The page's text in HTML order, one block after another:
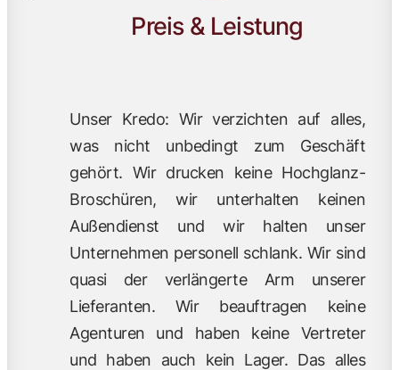
Preis & Leistung
Unser Kredo: Wir verzichten auf alles,
was nicht unbedingt zum Geschäft
gehört. Wir drucken keine Hochglanz-
Broschüren, wir unterhalten keinen
Außendienst und wir halten unser
Unternehmen personell schlank. Wir sind
quasi der verlängerte Arm unserer
Lieferanten. Wir beauftragen keine
Agenturen und haben keine Vertreter
und haben auch kein Lager. Das alles